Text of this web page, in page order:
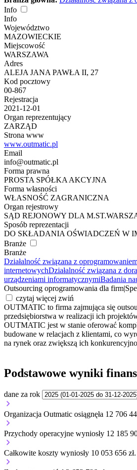
Info
Info
Województwo
MAZOWIECKIE
Miejscowość
WARSZAWA
Adres
ALEJA JANA PAWŁA II, 27
Kod pocztowy
00-867
Rejestracja
2021-12-01
Organ reprezentujący
ZARZĄD
Strona www
www.outmatic.pl
Email
info@outmatic.pl
Forma prawna
PROSTA SPÓŁKA AKCYJNA
Forma własności
WŁASNOŚĆ ZAGRANICZNA
Organ rejestrowy
SĄD REJONOWY DLA
Sposób reprezentacji
DO SKŁADANIA OŚWIADCZEŃ W
Branże
Branże
Działalność związana z
internetowychDziałalność związana z
urządzeniami informatycznymiBadania
Outsourcing oprogramowania dla firm
czytaj więcej zwiń
OUTMATIC to firma zajmująca się
przedsiębiorstwa w realizacji ich
OUTMATIC jest w stanie oferować
budowane w relacjach z klientami, co
na rynek oraz zwiększą ich
Podstawowe wyniki
dane za rok
Organizacja Outmatic osiągnęła 12 706
Przychody operacyjne wyniosły 12 185
Całkowite koszty wyniosły 10 053 656 zł.